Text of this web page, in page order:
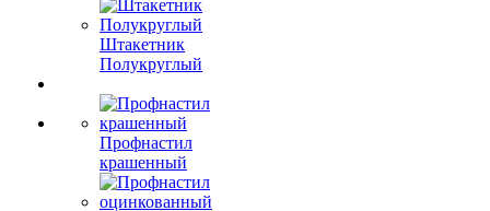
Штакетник
Полукруглый
Профнастил
крашенный